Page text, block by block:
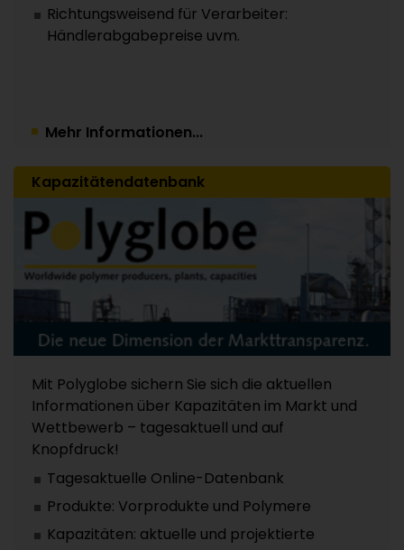
Richtungsweisend für Verarbeiter:
Händlerabgabepreise uvm.
Mehr Informationen...
Kapazitätendatenbank
Mit Polyglobe sichern Sie sich die aktuellen
Informationen über Kapazitäten im Markt und
Wettbewerb – tagesaktuell und auf
Knopfdruck!
Tagesaktuelle Online-Datenbank
Produkte: Vorprodukte und Polymere
Kapazitäten: aktuelle und projektierte